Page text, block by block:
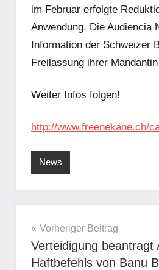
im Februar erfolgte
Anwendung. Die Audiencia
Information der Schweizer
Freilassung ihrer
Weiter Infos folgen!
http://www.freenekane.ch/
News
Beitragsnavigation
Vorheriger Beitrag
Verteidigung beantragt
Haftbefehls von Banu